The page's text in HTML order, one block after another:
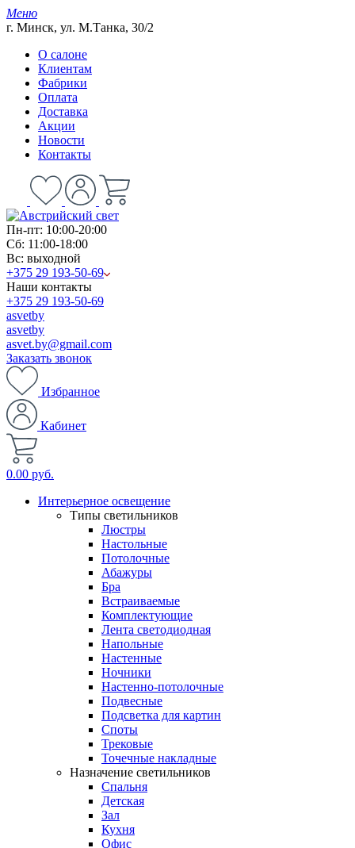
Меню
г. Минск, ул. М.Танка, 30/2
О салоне
Клиентам
Фабрики
Оплата
Доставка
Акции
Новости
Контакты
Пн-пт: 10:00-20:00
Сб: 11:00-18:00
Вс: выходной
+375 29 193-50-69
Наши контакты
+375 29 193-50-69
asvetby
asvetby
asvet.by@gmail.com
Заказать звонок
Избранное
Кабинет
0.00 руб.
Интерьерное освещение
Типы светильников
Люстры
Настольные
Потолочные
Абажуры
Бра
Встраиваемые
Комплектующие
Лента светодиодная
Напольные
Настенные
Ночники
Настенно-потолочные
Подвесные
Подсветка для картин
Споты
Трековые
Точечные накладные
Назначение светильников
Спальня
Детская
Зал
Кухня
Офис